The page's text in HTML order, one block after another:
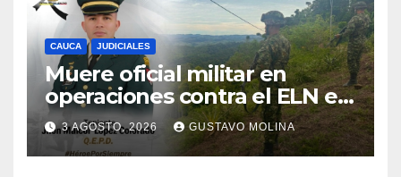
CAUCA JUDICIALES
Muere oficial militar en
operaciones contra el ELN en
el sur del Cauca
3 AGOSTO, 2026 GUSTAVO MOLINA